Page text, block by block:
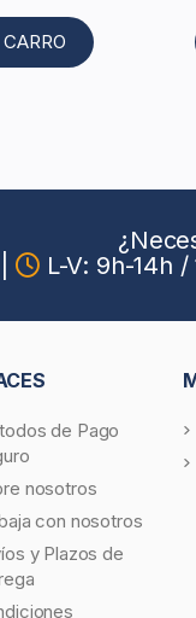
L-V: 9h-14h /
de Pago
nosotros
con nosotros
y Plazos de